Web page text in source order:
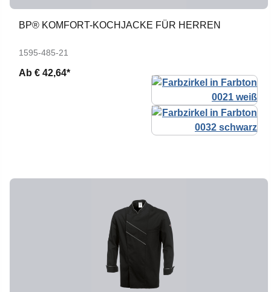
BP® KOMFORT-KOCHJACKE FÜR HERREN
1595-485-21
Ab € 42,64*